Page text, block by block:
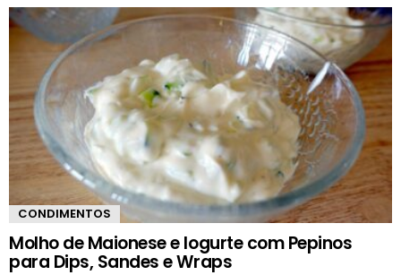
CONDIMENTOS
Molho de Maionese e Iogurte com Pepinos
para Dips, Sandes e Wraps